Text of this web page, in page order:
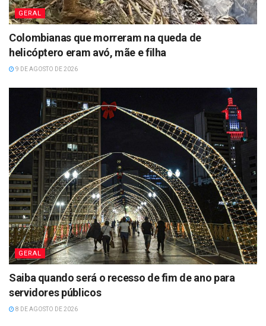
GERAL
Colombianas que morreram na queda de
helicóptero eram avó, mãe e filha
9 DE AGOSTO DE 2026
GERAL
Saiba quando será o recesso de fim de ano para
servidores públicos
8 DE AGOSTO DE 2026